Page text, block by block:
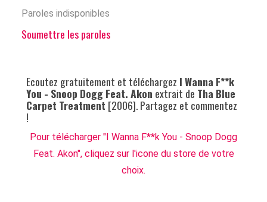
Paroles indisponibles
Soumettre les paroles
Ecoutez gratuitement et téléchargez I Wanna F**k
You - Snoop Dogg Feat. Akon extrait de Tha Blue
Carpet Treatment [2006]. Partagez et commentez
!
Pour télécharger "I Wanna F**k You - Snoop Dogg
Feat. Akon", cliquez sur l'icone du store de votre
choix.